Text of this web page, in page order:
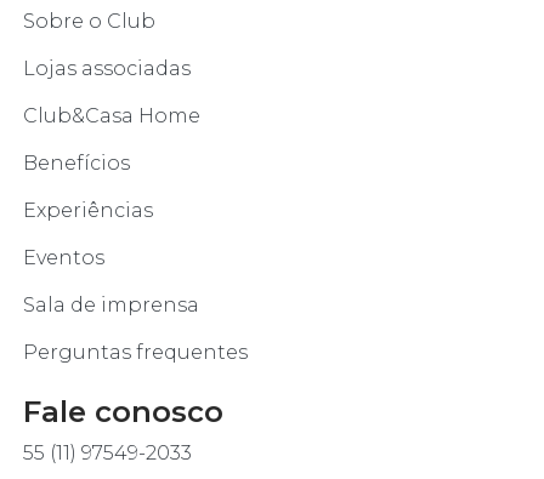
Sobre o Club
Lojas associadas
Club&Casa Home
Benefícios
Experiências
Eventos
Sala de imprensa
Perguntas frequentes
Fale conosco
55 (11) 97549-2033